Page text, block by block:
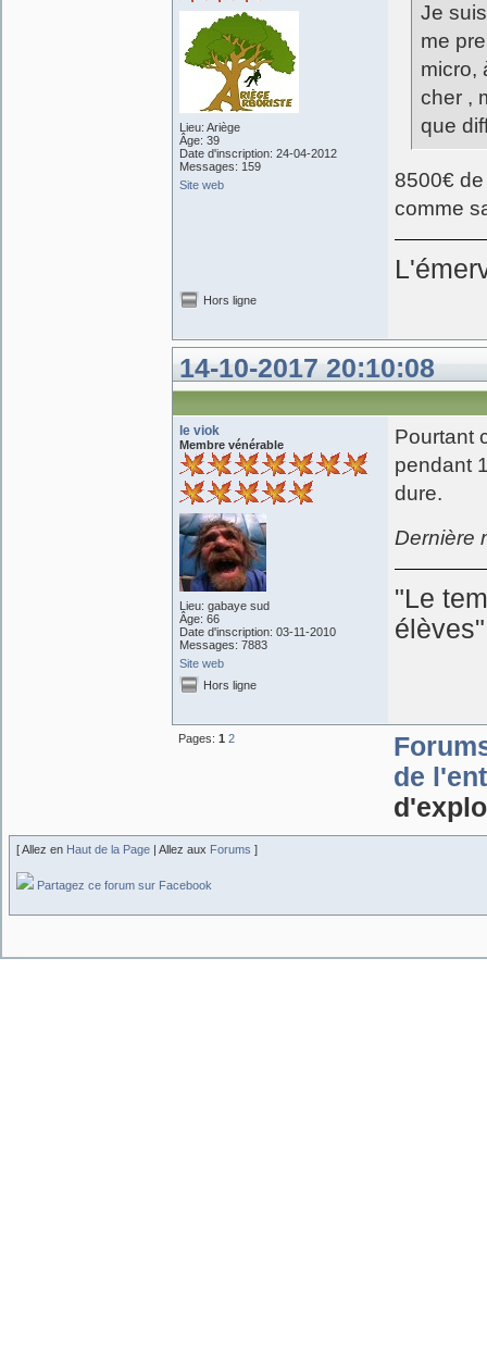
Lieu: Ariège
Âge: 39
Date d'inscription: 24-04-2012
Messages: 159
Site web
Je
me
micro,
cher ,
que
8500€
comme
Hors ligne
14-10-2017 20:10:08
le viok
Membre vénérable
Lieu: gabaye sud
Âge: 66
Date d'inscription: 03-11-2010
Messages: 7883
Site web
Pourtant
pendant
dure.
Dernière
"Le
Hors ligne
Pages: 1 2
de
[ Allez en Haut de la Page | Allez aux Forums ]
Partagez ce forum sur Facebook